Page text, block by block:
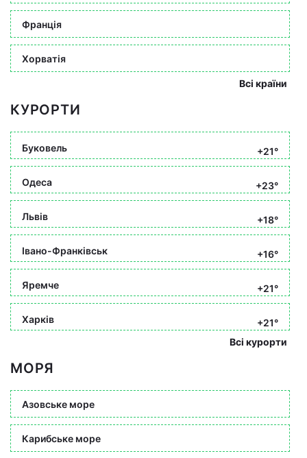
Франція
Хорватія
Всі країни
КУРОРТИ
Буковель +21°
Одеса +23°
Львів +18°
Івано-Франківськ +16°
Яремче +21°
Харків
+21°
Всі курорти
МОРЯ
Азовське море
Карибське море